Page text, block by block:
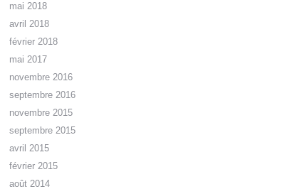
mai 2018
avril 2018
février 2018
mai 2017
novembre 2016
septembre 2016
novembre 2015
septembre 2015
avril 2015
février 2015
août 2014